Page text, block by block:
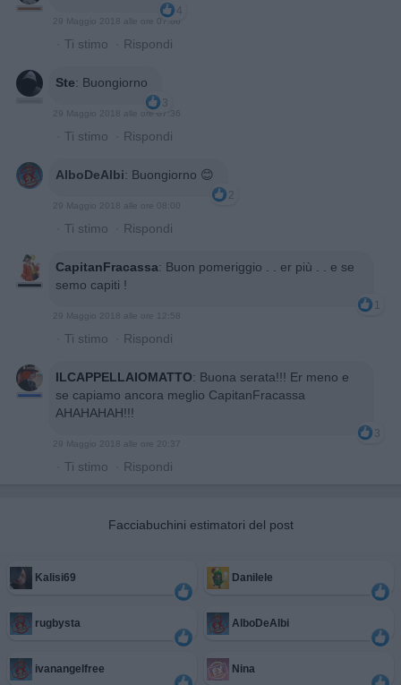
4
29 Maggio 2018 alle ore 07:06
· Ti stimo · Rispondi
Ste: Buongiorno
3
29 Maggio 2018 alle ore 07:36
· Ti stimo · Rispondi
AlboDeAlbi: Buongiorno 😊
2
29 Maggio 2018 alle ore 08:00
· Ti stimo · Rispondi
CapitanFracassa: Buon pomeriggio . . er più . . e se
semo capiti !
1
29 Maggio 2018 alle ore 12:58
· Ti stimo · Rispondi
ILCAPPELLAIOMATTO: Buona serata!!! Er meno e
se capiamo ancora meglio CapitanFracassa
AHAHAHAH!!!
3
29 Maggio 2018 alle ore 20:37
· Ti stimo · Rispondi
Facciabuchini estimatori del post
Kalisi69 Danilele
rugbysta AlboDeAlbi
ivanangelfree Nina